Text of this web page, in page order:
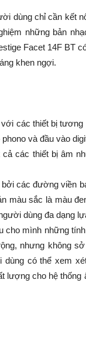
dùng chỉ cần kết
những bản
Facet 14F BT
khen ngợi.
các thiết bị tương
và đầu vào
các thiết bị âm
các đường viền
màu sắc là màu
dùng đa dạng
cho mình những
nhưng không
dùng có thể xem
lượng cho hệ thống